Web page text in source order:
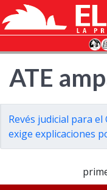
ATE
Revés judicial para
exige explicaciones